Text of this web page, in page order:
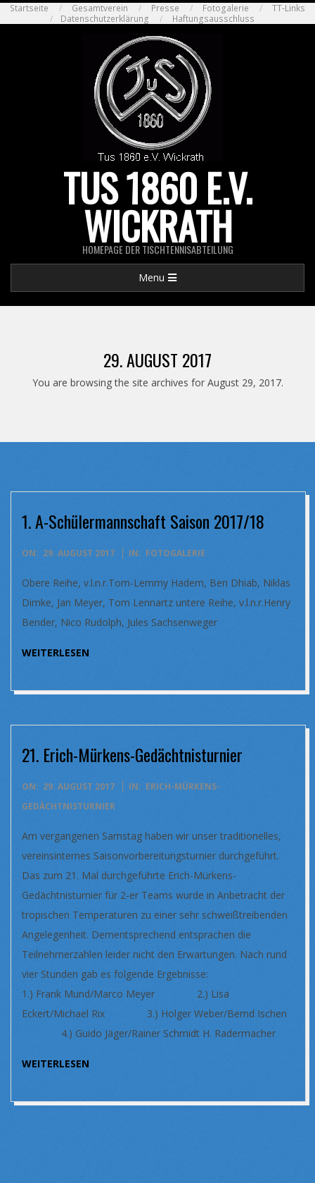
Skip
to
Startseite Gesamtverein Presse Fotogalerie
TT-Links
Datenschutzerklärung
Haftungsausschluss
TUS 1860 E.V.
WICKRATH
HOMEPAGE DER TISCHTENNISABTEILUNG
Navigation
Menu
29. AUGUST 2017
You are browsing the site archives for August 29, 2017.
1. A-Schülermannschaft Saison 2017/18
2017-
29
ON: 29. AUGUST 2017 IN: FOTOGALERIE
Obere Reihe, v.l.n.r.Tom-Lemmy Hadem, Ben Dhiab, Niklas
Dimke, Jan Meyer, Tom Lennartz untere Reihe, v.l.n.r.Henry
Bender, Nico Rudolph, Jules Sachsenweger
WEITERLESEN
21. Erich-Mürkens-Gedächtnisturnier
2017-
08-
ON: 29. AUGUST 2017 IN: ERICH-MÜRKENS-
GEDÄCHTNISTURNIER
Am vergangenen Samstag haben wir unser traditionelles,
vereinsinternes Saisonvorbereitungsturnier durchgeführt.
Das zum 21. Mal durchgeführte Erich-Mürkens-
Gedächtnisturnier für 2-er Teams wurde in Anbetracht der
tropischen Temperaturen zu einer sehr schweißtreibenden
Angelegenheit. Dementsprechend entsprachen die
Teilnehmerzahlen leider nicht den Erwartungen. Nach rund
vier Stunden gab es folgende Ergebnisse:
1.) Frank Mund/Marco Meyer 2.) Lisa
Eckert/Michael Rix 3.) Holger Weber/Bernd Ischen
4.) Guido Jäger/Rainer Schmidt H. Radermacher
WEITERLESEN